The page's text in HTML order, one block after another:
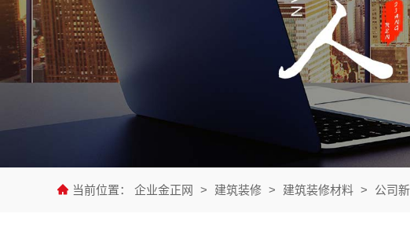
当前位置： 企业金正网 > 建筑装修 > 建筑装修材料 > 公司